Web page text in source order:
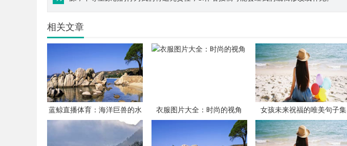
相关文章
蓝鲸直播体育：海洋巨兽的水
上竞技
衣服图片大全：时尚的视角 女孩未来祝福的唯美句子集